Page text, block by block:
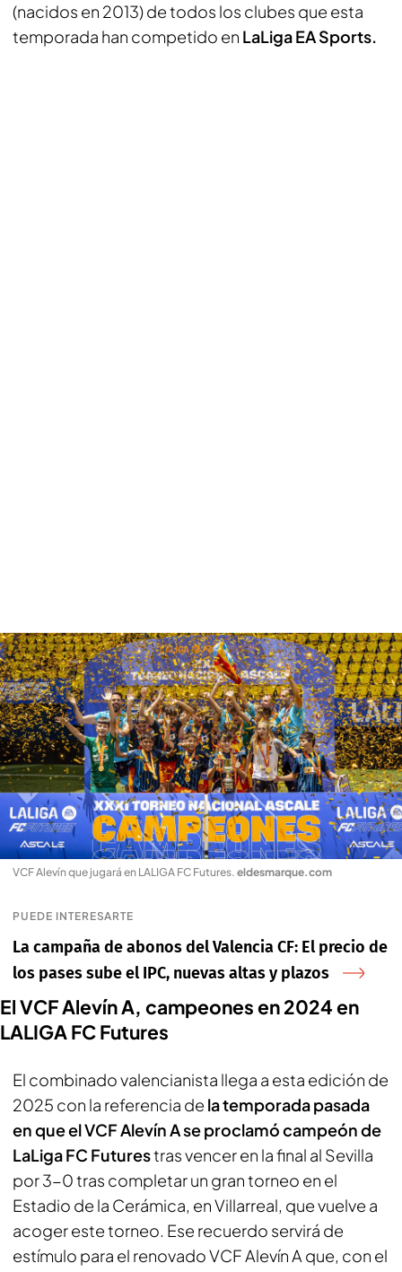
(nacidos en 2013) de todos los clubes que esta
temporada han competido en LaLigaEA Sports.
VCF Alevín que jugará en LALIGA FC Futures. eldesmarque.com
PUEDE INTERESARTE
La campaña de abonos del Valencia CF: El precio de
los pases sube el IPC, nuevas altas y plazos
El VCF Alevín A, campeones en 2024 en
LALIGA FC Futures
El combinado valencianista llega a esta edición de
2025 con la referencia de la temporada pasada
en que el VCF Alevín A se proclamó campeónde
LaLiga FC Futurestras vencer en la final al Sevilla
por 3-0 tras completar un gran torneo en el
Estadio de la Cerámica, en Villarreal, que vuelve a
acoger este torneo. Ese recuerdo servirá de
estímulo para el renovado VCF Alevín A que, con el